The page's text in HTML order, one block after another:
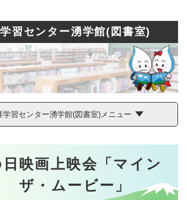
習センター湧学館(図書室)
学習センター湧学館(図書室)メニュー
映画上映会「マイン
ザ・ムービー」